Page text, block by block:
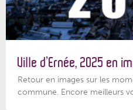
Ville d’Ernée, 2025 en
Retour en images sur les
commune. Encore meilleurs